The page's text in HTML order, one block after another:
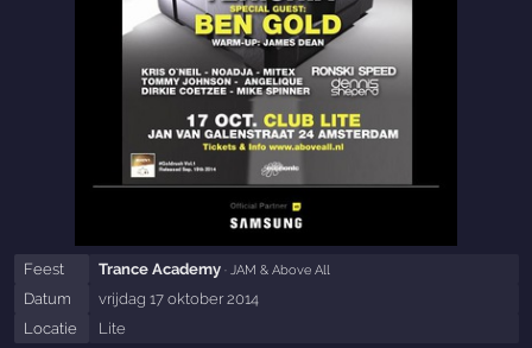
Feest Trance Academy · JAM & Above All
Datum
vrijdag 17 oktober 2014
Locatie
Lite